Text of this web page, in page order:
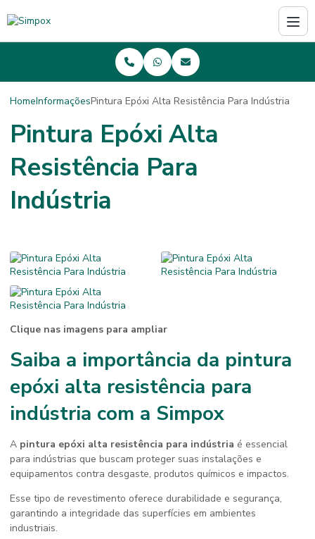
HomeInformaçõesPintura Epóxi Alta Resistência Para Indústria
Pintura Epóxi Alta
Resistência Para
Indústria
Clique nas imagens para ampliar
Saiba a importância da pintura
epóxi alta resistência para
indústria com a Simpox
A pintura epóxi alta resistência para indústria é essencial
para indústrias que buscam proteger suas instalações e
equipamentos contra desgaste, produtos químicos e impactos.
Esse tipo de revestimento oferece durabilidade e segurança,
garantindo a integridade das superfícies em ambientes
industriais.